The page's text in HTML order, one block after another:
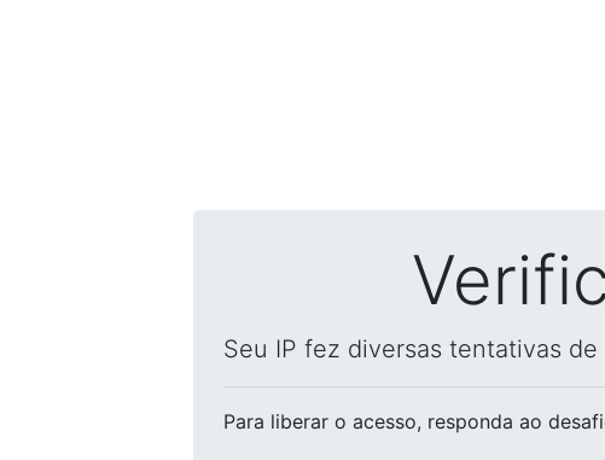
Seu IP fez diversas tentativas
Para liberar o acesso, responda ao